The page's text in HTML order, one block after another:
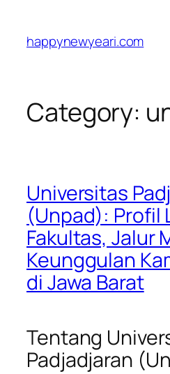
content
happynewyeari.com
Category:
Universitas
(Unpad): Profil
Fakultas, Jalur
Keunggulan
di Jawa Barat
Tentang
Padjadjaran